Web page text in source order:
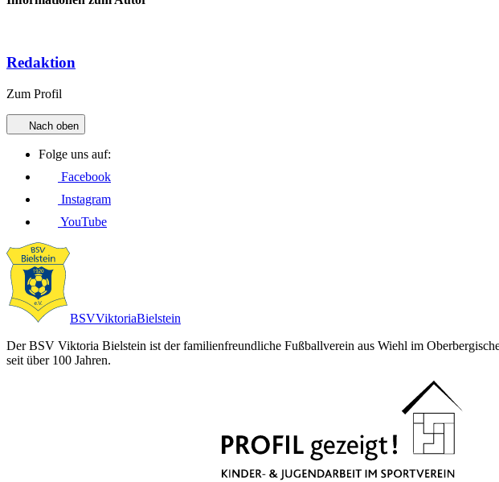
Redaktion
Zum Profil
Nach oben
Folge uns auf:
Facebook
Instagram
YouTube
BSVViktoriaBielstein
Der BSV Viktoria Bielstein ist der familienfreundliche Fußballverein aus Wiehl im
seit über 100 Jahren.